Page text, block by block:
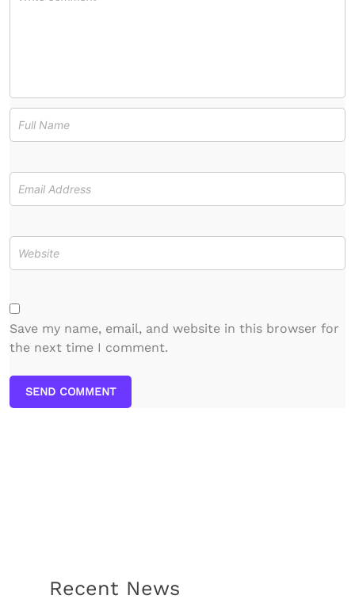
Save my name, email, and website in this browser for
the next time I comment.
SEND COMMENT
Recent News